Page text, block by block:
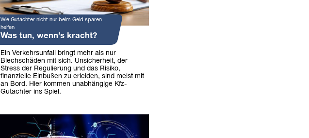
Wie Gutachter nicht nur beim Geld sparen
helfen
Was tun, wenn’s kracht?
Ein Verkehrsunfall bringt mehr als nur
Blechschäden mit sich. Unsicherheit, der
Stress der Regulierung und das Risiko,
finanzielle Einbußen zu erleiden, sind meist mit
an Bord. Hier kommen unabhängige Kfz-
Gutachter ins Spiel.